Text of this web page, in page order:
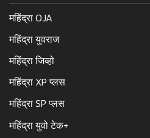
महिंद्रा OJA
महिंद्रा युवराज
महिंद्रा जिव्हो
महिंद्रा XP प्लस
महिंद्रा SP प्लस
महिंद्रा युवो टेक+